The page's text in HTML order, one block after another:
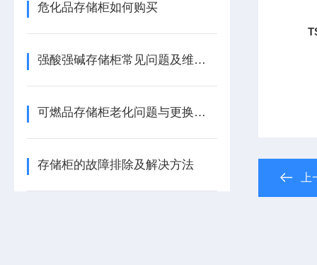
危化品存储柜如何购买
强酸强碱存储柜常见问题及维护应对策略
可燃品存储柜老化问题与更换策略
存储柜的故障排除及解决方法